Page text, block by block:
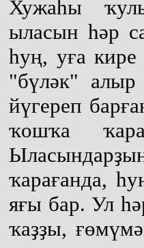
Хужаһы
ыласын һәр
һуң, уға
"бүләк"
йүгереп
ҡошҡа
ҡарағанда,
яғы бар. Ул
ҡаҙҙы,